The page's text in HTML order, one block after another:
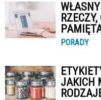
PORADY
JAKICH